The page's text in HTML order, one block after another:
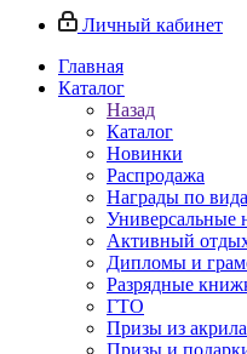
Личный кабинет
Главная
Каталог
Назад
Каталог
Новинки
Распродажа
Награды по
Универсальные
Активный
Дипломы и
Разрядные
ГТО
Призы из акрила
Призы и